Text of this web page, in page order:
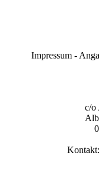
Impressum -
c/o